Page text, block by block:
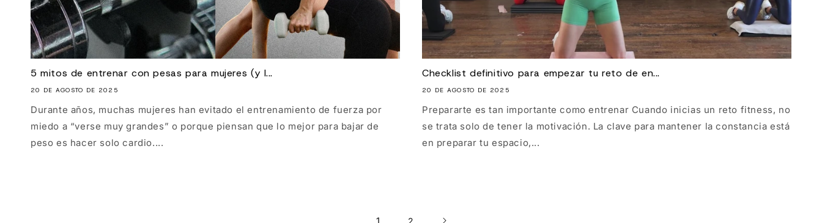
5 mitos de entrenar con pesas para mujeres (y l...
20 DE AGOSTO DE 2025
Durante años, muchas mujeres han evitado el entrenamiento de fuerza por
miedo a “verse muy grandes” o porque piensan que lo mejor para bajar de
peso es hacer solo cardio....
Checklist definitivo para empezar tu reto de en...
20 DE AGOSTO DE 2025
Prepararte es tan importante como entrenar Cuando inicias un reto fitness, no
se trata solo de tener la motivación. La clave para mantener la constancia está
en preparar tu espacio,...
1 2